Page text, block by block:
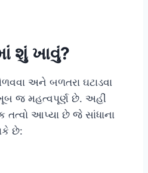
શું ખાવું?
અને બળતરા ઘટાડવા
જ મહત્વપૂર્ણ છે. અહીં
તત્વો આપ્યા છે જે સાંધાના
છે: